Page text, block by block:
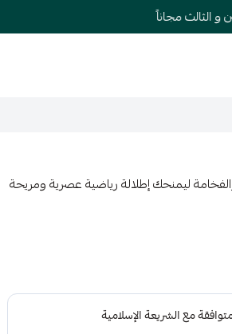
مجاناً
البساطة والفخامة ليمنحك إطلالة رياضية عصرية ومريحة